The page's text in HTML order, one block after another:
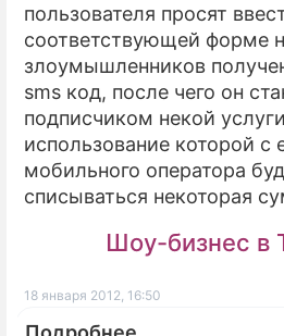
пользователя просят
соответствующей форме
злоумышленников
sms код, после чего он
подписчиком некой
использование которой с
мобильного оператора
списываться некоторая
Шоу-бизнес в
18 января 2012, 16:50